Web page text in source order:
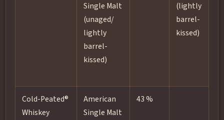
Single Malt
(unaged/
lightly
barrel-
kissed)
(lightly
barrel-
kissed)
Cold-Peated®
Whiskey
American
Single Malt
43 %